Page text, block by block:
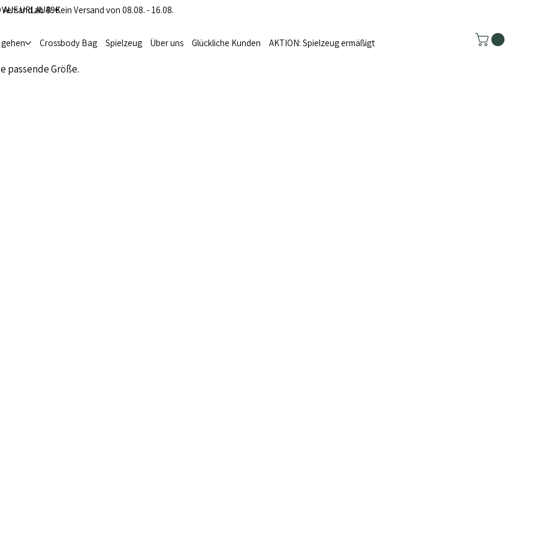
ab 49€
gehen Crossbody Bag Spielzeug Über uns Glückliche Kunden AKTION: Spielzeug ermäßigt
AUF URLAUB: Kein Versand von 08.08. - 16.08.
passende Größe.